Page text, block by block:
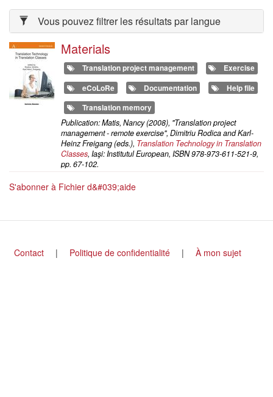
Vous pouvez filtrer les résultats par langue
Materials
Translation project management
Exercise
eCoLoRe
Documentation
Help file
Translation memory
Publication: Matis, Nancy (2008), "Translation project
management - remote exercise", Dimitriu Rodica and Karl-
Heinz Freigang (eds.), Translation Technology in Translation
Classes, Iaşi: Institutul European, ISBN 978-973-611-521-9,
pp. 67-102.
S'abonner à Fichier d&#039;aide
Footer
Contact Politique de confidentialité À mon sujet